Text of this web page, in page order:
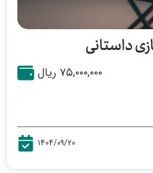
داستانی
۷۵,۰۰۰,۰۰۰ ریال
۱۴۰۴/۰۹/۲۰